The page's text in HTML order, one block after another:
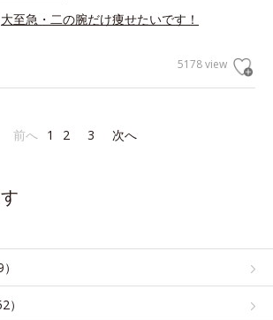
大至急・二の腕だけ痩せたいです！
5178 view
前へ 1 2 3 次へ